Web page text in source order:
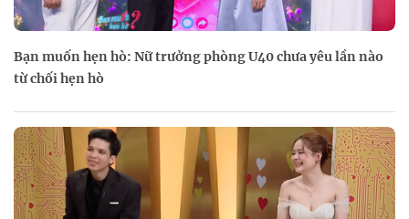
Bạn muốn hẹn hò: Nữ trưởng phòng U40 chưa yêu lần nào
từ chối hẹn hò